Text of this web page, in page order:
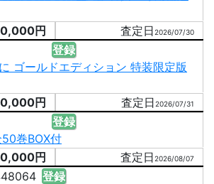
円
2026/07/30
登録
ゴールドエディション 特装限定版
円
2026/07/31
登録
巻BOX付
円
2026/08/07
登録